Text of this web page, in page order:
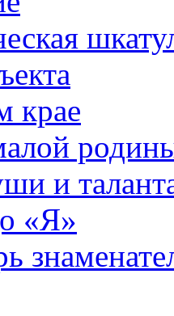
крае
и
«Я»